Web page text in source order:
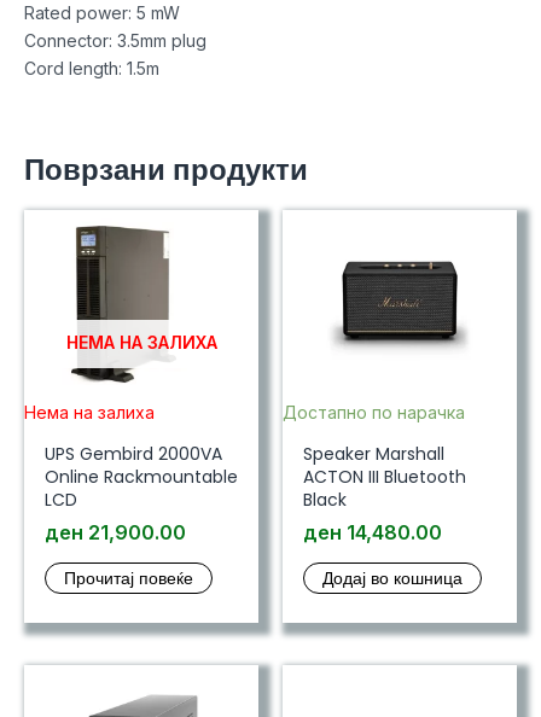
Rated power: 5 mW
Connector: 3.5mm plug
Cord length: 1.5m
Поврзани продукти
НЕМА НА ЗАЛИХА
Нема на залиха
UPS Gembird 2000VA
Online Rackmountable
LCD
ден 21,900.00
Прочитај повеќе
Достапно по нарачка
Speaker Marshall
ACTON III Bluetooth
Black
ден 14,480.00
Додај во кошница